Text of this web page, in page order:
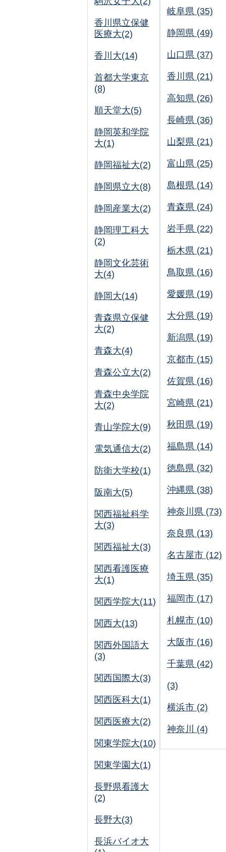
香川県立保健
医療大(2)
香川大(14)
首都大学東京
(8)
順天堂大(5)
静岡英和学院
大(1)
静岡福祉大(2)
静岡県立大(8)
静岡産業大(2)
静岡理工科大
(2)
静岡文化芸術
大(4)
静岡大(14)
青森県立保健
大(2)
青森大(4)
青森公立大(2)
青森中央学院
大(2)
青山学院大(9)
電気通信大(2)
防衛大学校(1)
阪南大(5)
関西福祉科学
大(3)
関西福祉大(3)
関西看護医療
大(1)
関西学院大(11)
関西大(13)
関西外国語大
(3)
関西国際大(3)
関西医科大(1)
関西医療大(2)
関東学院大(10)
関東学園大(1)
長野県看護大
(2)
長野大(3)
長浜バイオ大
岐阜県 (35)
静岡県 (49)
山口県 (37)
香川県 (21)
高知県 (26)
長崎県 (36)
山梨県 (21)
富山県 (25)
島根県 (14)
青森県 (24)
岩手県 (22)
栃木県 (21)
鳥取県 (16)
愛媛県 (19)
大分県 (19)
新潟県 (19)
京都市 (15)
佐賀県 (16)
宮崎県 (21)
秋田県 (19)
福島県 (14)
徳島県 (32)
沖縄県 (38)
神奈川県 (73)
奈良県 (13)
名古屋市 (12)
埼玉県 (35)
福岡市 (17)
札幌市 (10)
大阪市 (16)
千葉県 (42)
(3)
横浜市 (2)
神奈川 (4)